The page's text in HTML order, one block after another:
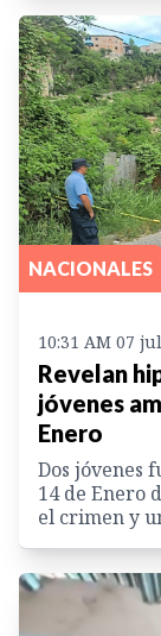
NACIONALES
10:31 AM 07
Revelan
jóvenes
Enero
Dos jóvenes
14 de Enero
el crimen y